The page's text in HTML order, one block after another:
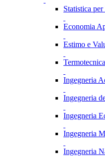
Statistica
Economia
Estimo e
Ingegneria
Ingegneria
Ingegneria
Ingegneria
Ingegneria